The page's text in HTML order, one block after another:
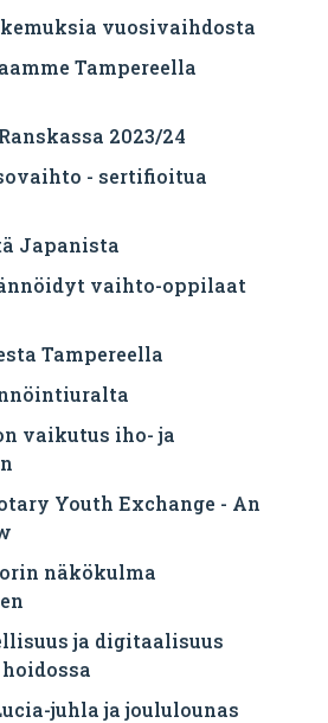
vuosivaihdosta
Tampereella
2023/24
- sertifioitua
Japanista
vaihto-oppilaat
Tampereella
vaikutus iho- ja
Youth Exchange - An
näkökulma
ja digitaalisuus
juhla ja joululounas